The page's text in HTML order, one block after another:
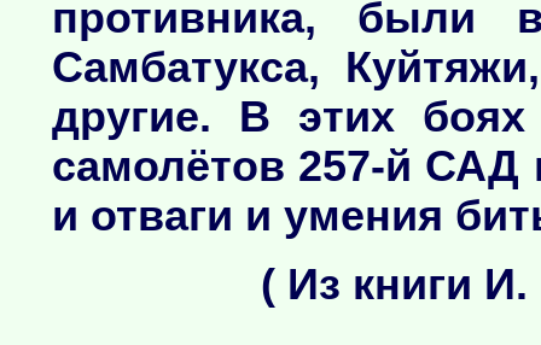
противника, были
Самбатукса,
другие. В этих
самолётов 257-й САД
и отваги и умения
( Из книги